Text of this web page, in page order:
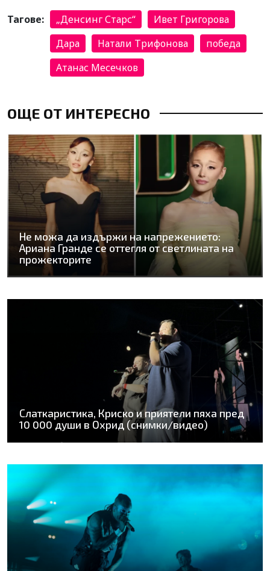
Тагове: „Денсинг Старс“
Ивет Григорова
Дара
Натали Трифонова
победа
Атанас Месечков
ОЩЕ ОТ ИНТЕРЕСНО
Не можа да издържи на напрежението:
Ариана Гранде се оттегля от светлината на
прожекторите
Слаткаристика, Криско и приятели пяха пред
10 000 души в Охрид (снимки/видео)